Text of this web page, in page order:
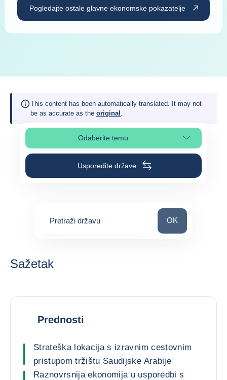
Pogledajte ostale glavne ekonomske pokazatelje
This content has been automatically translated. It may not
be as accurate as the original .
Odaberite temuOdaberite odjeljak na stranici
Usporedite države
Pretraži državu Pretraži državu
OK
Sažetak
Prednosti
Strateška lokacija s izravnim cestovnim
pristupom tržištu Saudijske Arabije
Raznovrsnija ekonomija u usporedbi s